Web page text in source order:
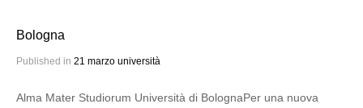
Bologna
Published in 21 marzo università
Alma Mater Studiorum Università di BolognaPer una nuova